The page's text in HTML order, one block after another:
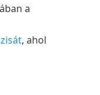
a
, ahol